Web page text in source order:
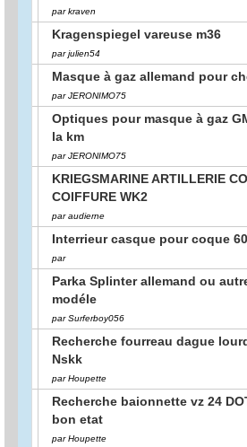
par kraven
Kragenspiegel vareuse m36
par julien54
Masque à gaz allemand pour
par JERONIMO75
Optiques pour masque à gaz
la km
par JERONIMO75
KRIEGSMARINE ARTILLERIE
COIFFURE WK2
par audierne
Interrieur casque pour coque 60
par
Parka Splinter allemand ou
modéle
par Surferboy056
Recherche fourreau dague
Nskk
par Houpette
Recherche baionnette vz 24
bon etat
par Houpette